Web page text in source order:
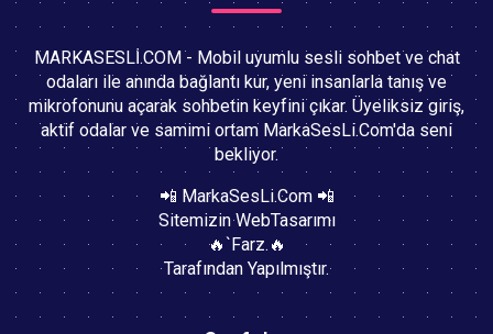
MARKASESLİ.COM - Mobil uyumlu sesli sohbet ve chat
odaları ile anında bağlantı kur, yeni insanlarla tanış ve
mikrofonunu açarak sohbetin keyfini çıkar. Üyeliksiz giriş,
aktif odalar ve samimi ortam MarkaSesLi.Com'da seni
bekliyor.
📲 MarkaSesLi.Com 📲
Sitemizin WebTasarımı
🔥`Farz.🔥
Tarafından Yapılmıştır.